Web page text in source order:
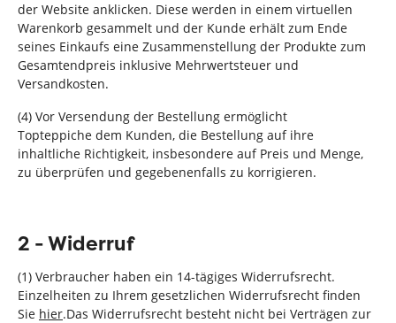
der Website anklicken. Diese werden in einem virtuellen
Warenkorb gesammelt und der Kunde erhält zum Ende
seines Einkaufs eine Zusammenstellung der Produkte zum
Gesamtendpreis inklusive Mehrwertsteuer und
Versandkosten.
(4) Vor Versendung der Bestellung ermöglicht
Topteppiche dem Kunden, die Bestellung auf ihre
inhaltliche Richtigkeit, insbesondere auf Preis und Menge,
zu überprüfen und gegebenenfalls zu korrigieren.
2 - Widerruf
(1) Verbraucher haben ein 14-tägiges Widerrufsrecht.
Einzelheiten zu Ihrem gesetzlichen Widerrufsrecht finden
Sie hier.Das Widerrufsrecht besteht nicht bei Verträgen zur